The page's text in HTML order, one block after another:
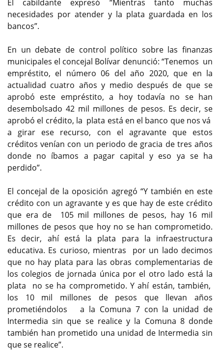
El cabildante expresó “Mientras tanto muchas
necesidades por atender y la plata guardada en los
bancos”.
En un debate de control político sobre las finanzas
municipales el concejal Bolívar denunció: “Tenemos un
empréstito, el número 06 del año 2020, que en la
actualidad cuatro años y medio después de que se
aprobó este empréstito, a hoy todavía no se han
desembolsado 42 mil millones de pesos. Es decir, se
aprobó el crédito, la plata está en el banco que nos vá
a girar ese recurso, con el agravante que estos
créditos venían con un periodo de gracia de tres años
donde no íbamos a pagar capital y eso ya se ha
perdido”.
El concejal de la oposición agregó “Y también en este
crédito con un agravante y es que hay de este crédito
que era de 105 mil millones de pesos, hay 16 mil
millones de pesos que hoy no se han comprometido.
Es decir, ahí está la plata para la infraestructura
educativa. Es curioso, mientras por un lado decimos
que no hay plata para las obras complementarias de
los colegios de jornada única por el otro lado está la
plata no se ha comprometido. Y ahí están, también,
los 10 mil millones de pesos que llevan años
prometiéndolos a la Comuna 7 con la unidad de
Intermedia sin que se realice y la Comuna 8 donde
también han prometido una unidad de Intermedia sin
que se realice”.